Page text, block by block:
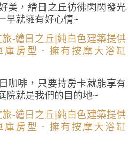
美，繪日之丘彷彿閃閃發光
早就擁有好心情~
咖啡，只要持房卡就能享有
院就是我們的目的地~